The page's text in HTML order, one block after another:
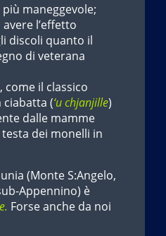
maneggevole;
l’effetto
discoli quanto il
di veterana
come il classico
ciabatta (‘u chjanjille)
dalle mamme
dei monelli in
(Monte S:Angelo,
Appennino) è
Forse anche da noi